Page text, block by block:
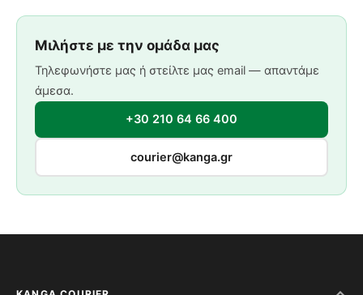
Μιλήστε με την ομάδα μας
Τηλεφωνήστε μας ή στείλτε μας email — απαντάμε
άμεσα.
+30 210 64 66 400
courier@kanga.gr